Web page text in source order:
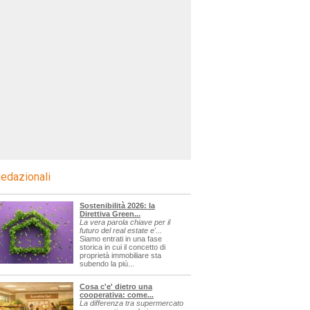
Sostenibilità 2026: la
Direttiva Green...
La vera parola chiave per il
futuro del real estate e'...
Siamo entrati in una fase
storica in cui il concetto di
proprietà immobiliare sta
subendo la più...
Cosa c'e' dietro una
cooperativa: come...
La differenza tra supermercato